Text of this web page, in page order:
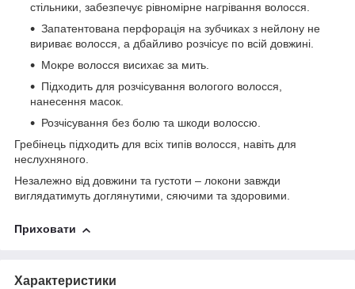
стільники, забезпечує рівномірне нагрівання волосся.
Запатентована перфорація на зубчиках з нейлону не
вириває волосся, а дбайливо розчісує по всій довжині.
Мокре волосся висихає за мить.
Підходить для розчісування вологого волосся,
нанесення масок.
Розчісування без болю та шкоди волоссю.
Гребінець підходить для всіх типів волосся, навіть для
неслухняного.
Незалежно від довжини та густоти – локони завжди
виглядатимуть доглянутими, сяючими та здоровими.
Приховати
Характеристики